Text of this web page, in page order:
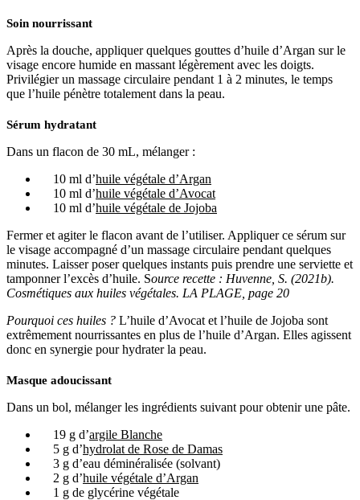
Soin nourrissant
Après la douche, appliquer quelques gouttes d’huile d’Argan sur le
visage encore humide en massant légèrement avec les doigts.
Privilégier un massage circulaire pendant 1 à 2 minutes, le temps
que l’huile pénètre totalement dans la peau.
Sérum hydratant
Dans un flacon de 30 mL, mélanger :
10 ml d’huile végétale d’Argan
10 ml d’huile végétale d’Avocat
10 ml d’huile végétale de Jojoba
Fermer et agiter le flacon avant de l’utiliser. Appliquer ce sérum sur
le visage accompagné d’un massage circulaire pendant quelques
minutes. Laisser poser quelques instants puis prendre une serviette et
tamponner l’excès d’huile. Source recette : Huvenne, S. (2021b).
Cosmétiques aux huiles végétales. LA PLAGE, page 20
Pourquoi ces huiles ? L’huile d’Avocat et l’huile de Jojoba sont
extrêmement nourrissantes en plus de l’huile d’Argan. Elles agissent
donc en synergie pour hydrater la peau.
Masque adoucissant
Dans un bol, mélanger les ingrédients suivant pour obtenir une pâte.
19 g d’argile Blanche
5 g d’hydrolat de Rose de Damas
3 g d’eau déminéralisée (solvant)
2 g d’huile végétale d’Argan
1 g de glycérine végétale